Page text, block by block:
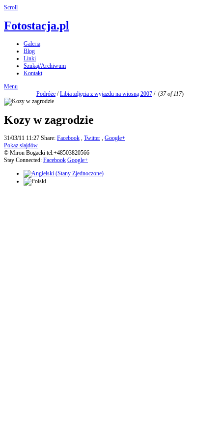
Scroll
Fotostacja.pl
Galeria
Blog
Linki
Szukaj/Archiwum
Kontakt
Menu
Podróże /Libia zdjęcia z wyjazdu na wiosną 2007 / (37 of 117)
Kozy w zagrodzie
31/03/11 11:27 Share: Facebook , Twitter , Google+
Pokaz slajdów
© Miron Bogacki tel.+48503820566
Stay Connected: Facebook Google+